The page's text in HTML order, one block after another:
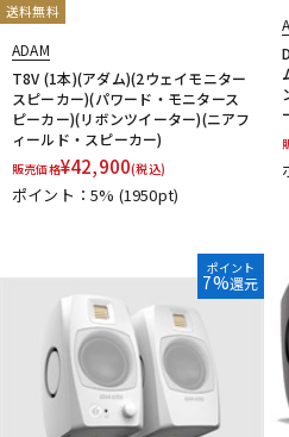
送料無料
ADAM
T8V (1本)(アダム)(2ウェイモニター
スピーカー)(パワード・モニタース
ピーカー)(リボンツイーター)(ニアフ
ィールド・スピーカー)
販売価格¥42,900(税込)
ポイント：5% (1950pt)
ポイント
7%還元